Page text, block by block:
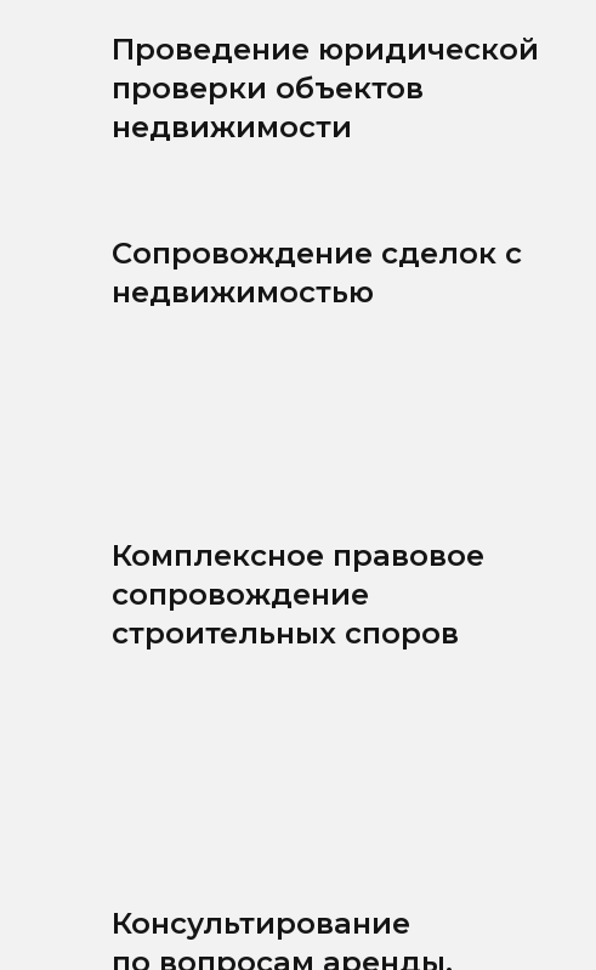
Проведение юридической
проверки объектов
недвижимости
Сопровождение сделок с
недвижимостью
Комплексное правовое
сопровождение
строительных споров
Консультирование
по вопросам аренды,